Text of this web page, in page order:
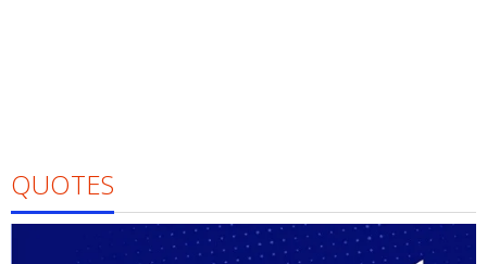
QUOTES